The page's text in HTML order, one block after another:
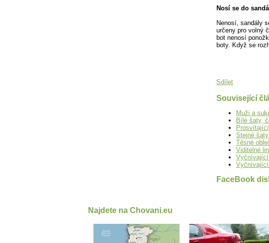
Nosí se do
Nenosí, sandály
určeny pro volný
bot nenosí
boty. Když se
Sdílet
Související
Muži a
Bílé šaty,
Stejné
Těsné
Viditelné
Vyčnívající
Vyčnívající
FaceBook
Najdete na Chovani.eu